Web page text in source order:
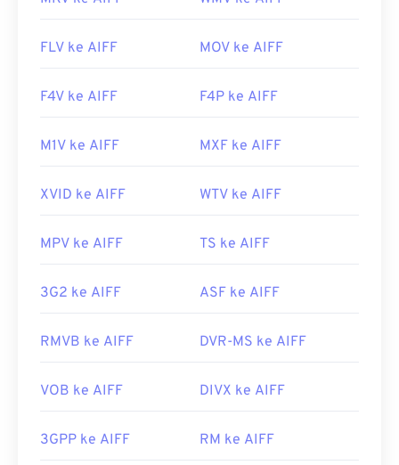
FLV ke AIFF MOV ke AIFF
F4V ke AIFF F4P ke AIFF
M1V ke AIFF MXF ke AIFF
XVID ke AIFF WTV ke AIFF
MPV ke AIFF TS ke AIFF
3G2 ke AIFF ASF ke AIFF
RMVB ke AIFF DVR-MS ke AIFF
VOB ke AIFF DIVX ke AIFF
3GPP ke AIFF RM ke AIFF